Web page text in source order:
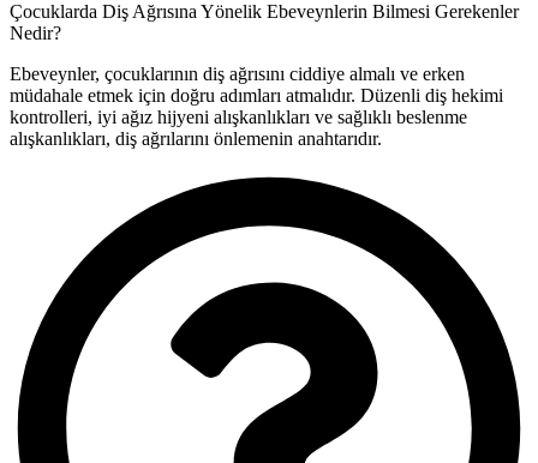
Çocuklarda Diş Ağrısına Yönelik Ebeveynlerin Bilmesi Gerekenler
Nedir?
Ebeveynler, çocuklarının diş ağrısını ciddiye almalı ve erken
müdahale etmek için doğru adımları atmalıdır. Düzenli diş hekimi
kontrolleri, iyi ağız hijyeni alışkanlıkları ve sağlıklı beslenme
alışkanlıkları, diş ağrılarını önlemenin anahtarıdır.